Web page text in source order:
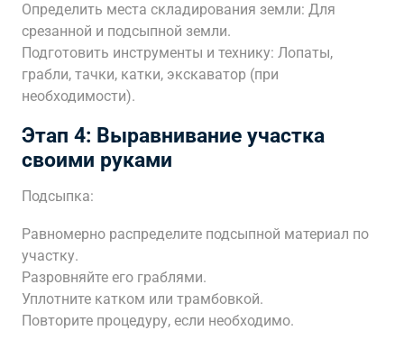
Определить места складирования земли: Для
срезанной и подсыпной земли.
Подготовить инструменты и технику: Лопаты,
грабли, тачки, катки, экскаватор (при
необходимости).
Этап 4: Выравнивание участка
своими руками
Подсыпка:
Равномерно распределите подсыпной материал по
участку.
Разровняйте его граблями.
Уплотните катком или трамбовкой.
Повторите процедуру, если необходимо.